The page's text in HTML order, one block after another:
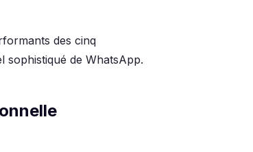
des cinq
sophistiqué de WhatsApp.